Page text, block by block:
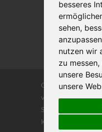
besseres
sehen,
nutzen wir
zu
unsere
unsere
Copyrights © 2026
von DILIGENTIA
KG